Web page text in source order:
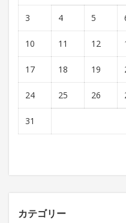
3 4 5
10 11 12
17 18 19
24 25 26
31
カテゴリー